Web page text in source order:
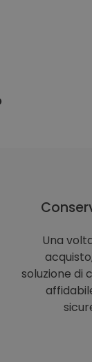
Una
soluzione di